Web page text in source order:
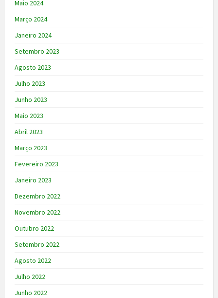
Maio 2024
Março 2024
Janeiro 2024
Setembro 2023
Agosto 2023
Julho 2023
Junho 2023
Maio 2023
Abril 2023
Março 2023
Fevereiro 2023
Janeiro 2023
Dezembro 2022
Novembro 2022
Outubro 2022
Setembro 2022
Agosto 2022
Julho 2022
Junho 2022